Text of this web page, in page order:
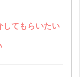
してもらいたい